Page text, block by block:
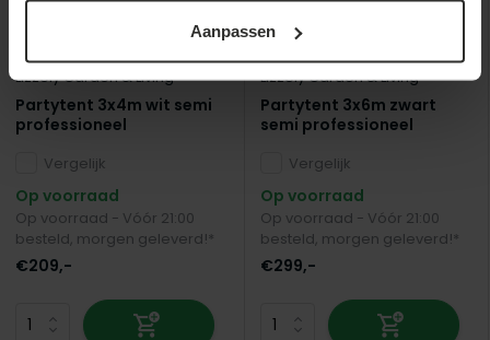
Aanpassen
Lizzely Garden & Living
Partytent 3x4m wit semi
professioneel
Vergelijk
Op voorraad
Op voorraad - Vóór 21:00
besteld, morgen geleverd!*
€209,-
Lizzely Garden & Living
Partytent 3x6m zwart
semi professioneel
Vergelijk
Op voorraad
Op voorraad - Vóór 21:00
besteld, morgen geleverd!*
€299,-